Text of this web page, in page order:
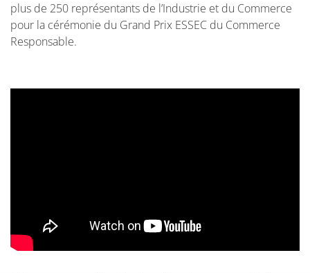
plus de 250 représentants de l’Industrie et du Commerce
pour la cérémonie du Grand Prix ESSEC du Commerce
Responsable.